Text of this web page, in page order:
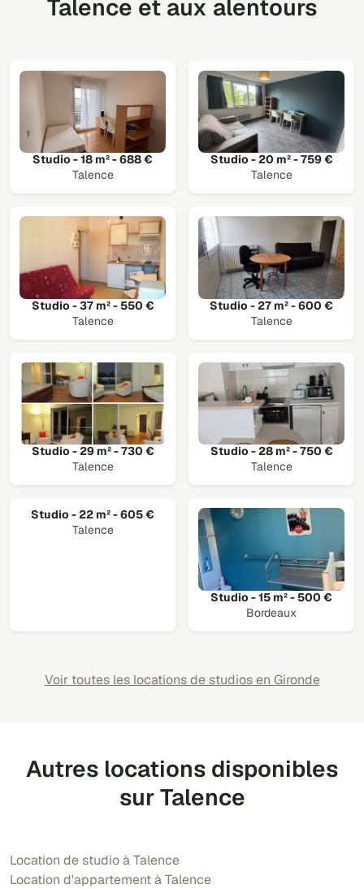
Talence et aux alentours
Studio - 18 m² - 688 €
Talence
Studio - 20 m² - 759 €
Talence
Studio - 37 m² - 550 €
Talence
Studio - 27 m² - 600 €
Talence
Studio - 29 m² - 730 €
Talence
Studio - 28 m² - 750 €
Talence
Studio - 22 m² - 605 €
Talence
Studio - 15 m² - 500 €
Bordeaux
Voir toutes les locations de studios en Gironde
Autres locations disponibles
sur Talence
Location de studio à Talence
Location d'appartement à Talence